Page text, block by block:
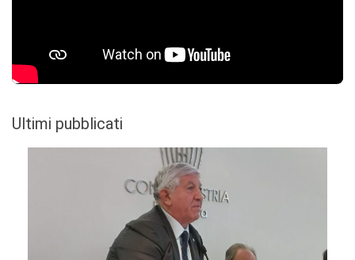
Ultimi pubblicati